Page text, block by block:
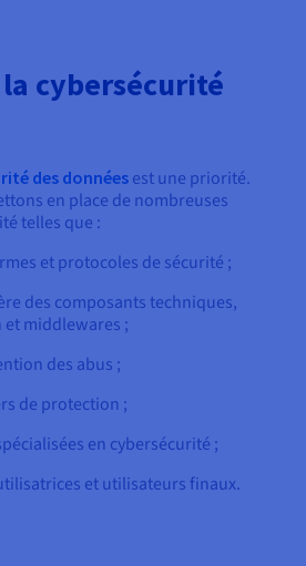
cybersécurité
des données est une priorité.
en place de nombreuses
telles que :
et protocoles de sécurité ;
des composants techniques,
et middlewares ;
des abus ;
de protection ;
en cybersécurité ;
et utilisateurs finaux.